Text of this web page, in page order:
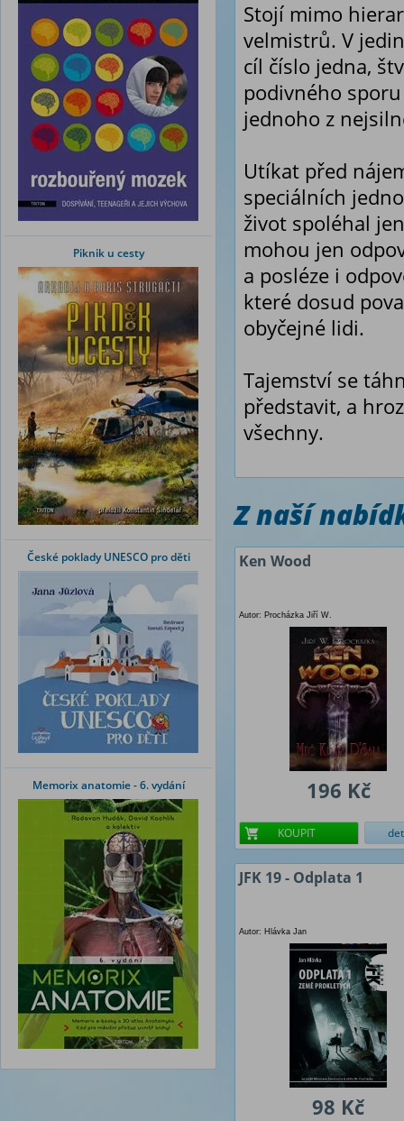
Piknik u cesty
České poklady UNESCO pro děti
Memorix anatomie - 6. vydání
Stojí mimo
velmistrů. V
cíl číslo jedna,
podivného
jednoho z
Utíkat před
speciálních
život spoléhal
mohou jen
a posléze i
které dosud
obyčejné lidi.
Tajemství se
představit, a
všechny.
Z naší
Ken Wood
Autor: Procházka Jiří W.
196 Kč
KOUPIT
JFK 19 - Odplata 1
Autor: Hlávka Jan
98 Kč